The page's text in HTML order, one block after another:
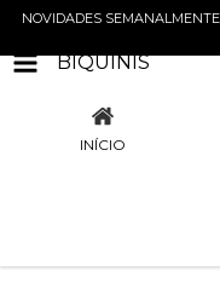
NOVIDADES
BIQUÍNIS
INÍCIO